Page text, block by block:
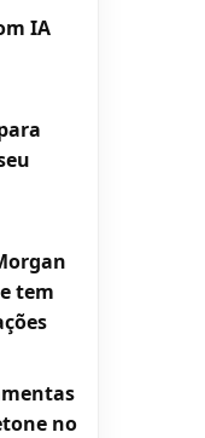
IA
tem
no